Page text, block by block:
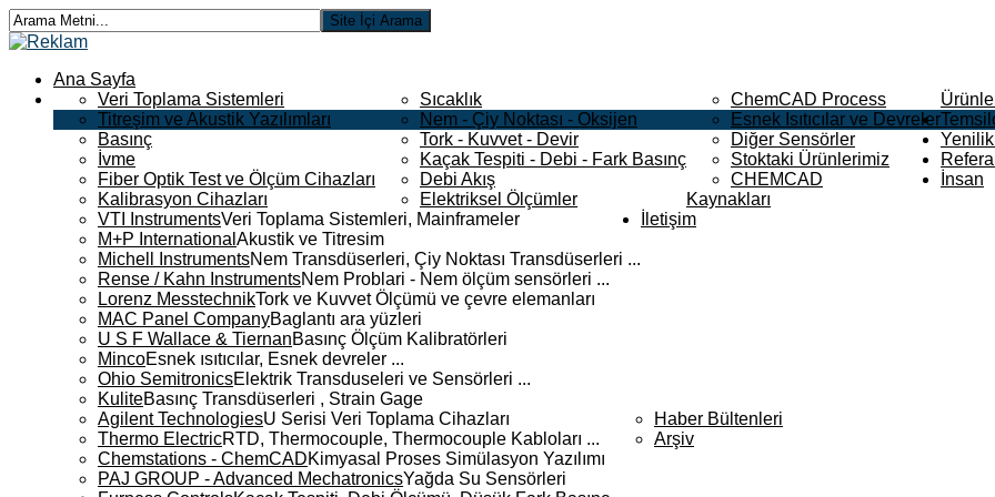
Ana Sayfa
Veri Toplama Sistemleri
Titreşim ve Akustik Yazılımları
Basınç
İvme
Fiber Optik Test ve Ölçüm Cihazları
Kalibrasyon Cihazları
Sıcaklık
Nem - Çiy Noktası - Oksijen
Tork - Kuvvet - Devir
Kaçak Tespiti - Debi - Fark Basınç
Debi Akış
Elektriksel Ölçümler
ChemCAD Process
Esnek Isıtıcılar ve Devreler
Diğer Sensörler
Stoktaki Ürünlerimiz
CHEMCAD
VTI InstrumentsVeri Toplama Sistemleri, Mainframeler
M+P International Akustik ve Titresim
Michell InstrumentsNem Transdüserleri, Çiy Noktası Transdüserleri ...
Rense / Kahn InstrumentsNem Problari - Nem ölçüm sensörleri ...
Lorenz MesstechnikTork ve Kuvvet Ölçümü ve çevre elemanları
MAC Panel CompanyBaglantı ara yüzleri
U S F Wallace & TiernanBasınç Ölçüm Kalibratörleri
MincoEsnek ısıtıcılar, Esnek devreler ...
Ohio SemitronicsElektrik Transduseleri ve Sensörleri ...
KuliteBasınç Transdüserleri , Strain Gage
Agilent TechnologiesU Serisi Veri Toplama Cihazları
Thermo ElectricRTD, Thermocouple, Thermocouple Kabloları ...
Chemstations - ChemCADKimyasal Proses Simülasyon Yazılımı
PAJ GROUP - Advanced MechatronicsYağda Su Sensörleri
Haber Bültenleri
Arşiv
İnsan
Kaynakları
İletişim